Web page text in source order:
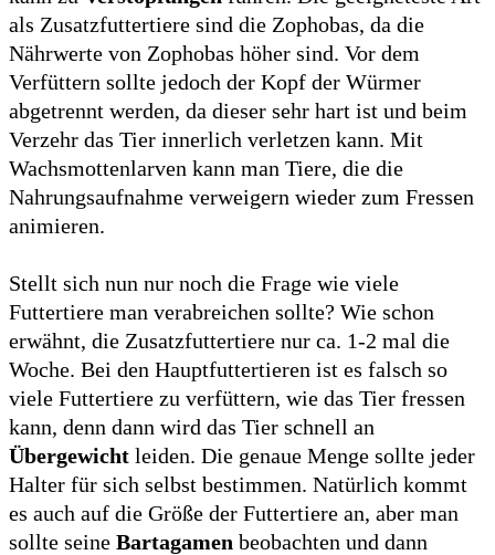
als Zusatzfuttertiere sind die Zophobas, da die
Nährwerte von Zophobas höher sind. Vor dem
Verfüttern sollte jedoch der Kopf der Würmer
abgetrennt werden, da dieser sehr hart ist und beim
Verzehr das Tier innerlich verletzen kann. Mit
Wachsmottenlarven kann man Tiere, die die
Nahrungsaufnahme verweigern wieder zum Fressen
animieren.
Stellt sich nun nur noch die Frage wie viele
Futtertiere man verabreichen sollte? Wie schon
erwähnt, die Zusatzfuttertiere nur ca. 1-2 mal die
Woche. Bei den Hauptfuttertieren ist es falsch so
viele Futtertiere zu verfüttern, wie das Tier fressen
kann, denn dann wird das Tier schnell an
Übergewicht leiden. Die genaue Menge sollte jeder
Halter für sich selbst bestimmen. Natürlich kommt
es auch auf die Größe der Futtertiere an, aber man
sollte seine Bartagamen beobachten und dann